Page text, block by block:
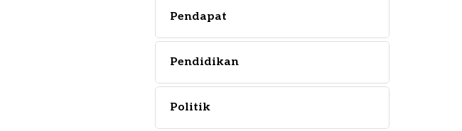
Pendapat
Pendidikan
Politik